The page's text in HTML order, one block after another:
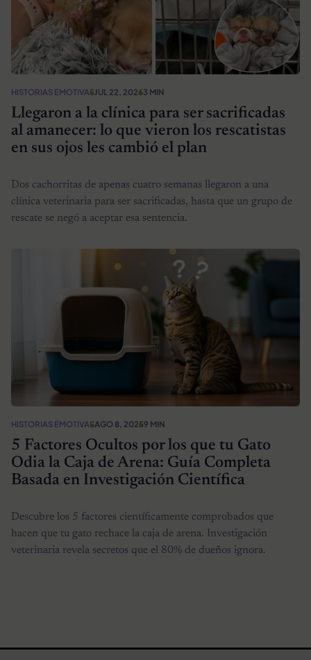
HISTORIAS EMOTIVASJUL 22, 20263 MIN
Llegaron a la clínica para ser sacrificadas
al amanecer: lo que vieron los rescatistas
en sus ojos les cambió el plan
Dos cachorritas de apenas cuatro semanas llegaron a una
clínica veterinaria para ser sacrificadas, hasta que un grupo de
rescate se negó a aceptar esa sentencia.
HISTORIAS EMOTIVASAGO 8, 20259 MIN
5 Factores Ocultos por los que tu Gato
Odia la Caja de Arena: Guía Completa
Basada en Investigación Científica
Descubre los 5 factores científicamente comprobados que
hacen que tu gato rechace la caja de arena. Investigación
veterinaria revela secretos que el 80% de dueños ignora.